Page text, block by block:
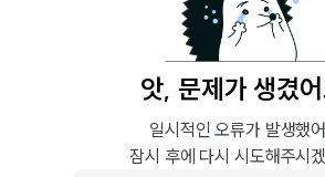
앗, 문제가 생겼
일시적인 오류가 발생했
잠시 후에 다시 시도해주시